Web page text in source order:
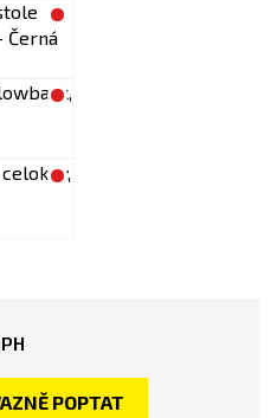
POPTAT